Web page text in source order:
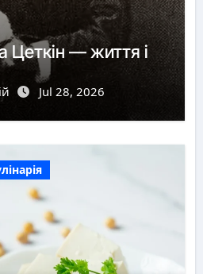
Цеткін — життя і
Jul 28, 2026